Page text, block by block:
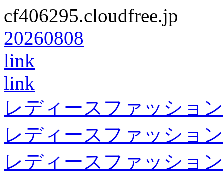
cf406295.cloudfree.jp
20260808
link
link
レディースファッション
レディースファッション
レディースファッション